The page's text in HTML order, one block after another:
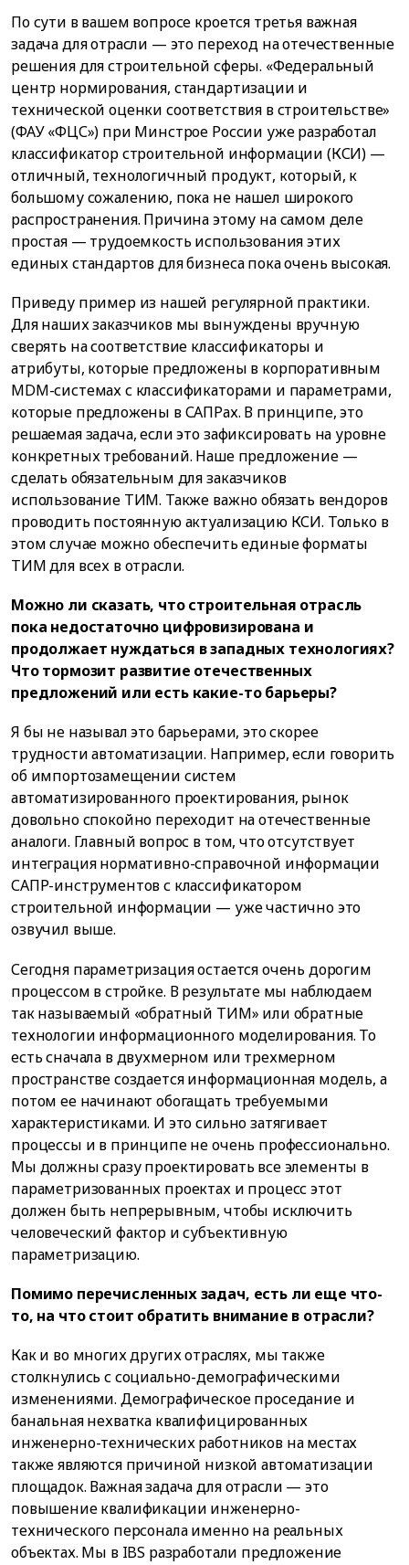
По сути в вашем вопросе кроется третья важная
задача для отрасли — это переход на отечественные
решения для строительной сферы. «Федеральный
центр нормирования, стандартизации и
технической оценки соответствия в строительстве»
(ФАУ «ФЦС») при Минстрое России уже разработал
классификатор строительной информации (КСИ) —
отличный, технологичный продукт, который, к
большому сожалению, пока не нашел широкого
распространения. Причина этому на самом деле
простая — трудоемкость использования этих
единых стандартов для бизнеса пока очень высокая.
Приведу пример из нашей регулярной практики.
Для наших заказчиков мы вынуждены вручную
сверять на соответствие классификаторы и
атрибуты, которые предложены в корпоративным
MDM-системах с классификаторами и параметрами,
которые предложены в САПРах. В принципе, это
решаемая задача, если это зафиксировать на уровне
конкретных требований. Наше предложение —
сделать обязательным для заказчиков
использование ТИМ. Также важно обязать вендоров
проводить постоянную актуализацию КСИ. Только в
этом случае можно обеспечить единые форматы
ТИМ для всех в отрасли.
Можно ли сказать, что строительная отрасль
пока недостаточно цифровизирована и
продолжает нуждаться в западных технологиях?
Что тормозит развитие отечественных
предложений или есть какие-то барьеры?
Я бы не называл это барьерами, это скорее
трудности автоматизации. Например, если говорить
об импортозамещении систем
автоматизированного проектирования, рынок
довольно спокойно переходит на отечественные
аналоги. Главный вопрос в том, что отсутствует
интеграция нормативно-справочной информации
САПР-инструментов с классификатором
строительной информации — уже частично это
озвучил выше.
Сегодня параметризация остается очень дорогим
процессом в стройке. В результате мы наблюдаем
так называемый «обратный ТИМ» или обратные
технологии информационного моделирования. То
есть сначала в двухмерном или трехмерном
пространстве создается информационная модель, а
потом ее начинают обогащать требуемыми
характеристиками. И это сильно затягивает
процессы и в принципе не очень профессионально.
Мы должны сразу проектировать все элементы в
параметризованных проектах и процесс этот
должен быть непрерывным, чтобы исключить
человеческий фактор и субъективную
параметризацию.
Помимо перечисленных задач, есть ли еще что-
то, на что стоит обратить внимание в отрасли?
Как и во многих других отраслях, мы также
столкнулись с социально-демографическими
изменениями. Демографическое проседание и
банальная нехватка квалифицированных
инженерно-технических работников на местах
также являются причиной низкой автоматизации
площадок. Важная задача для отрасли — это
повышение квалификации инженерно-
технического персонала именно на реальных
объектах. Мы в IBS разработали предложение